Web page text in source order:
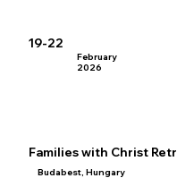
February
19-22
2026
Families with Christ
Budabest, Hungary